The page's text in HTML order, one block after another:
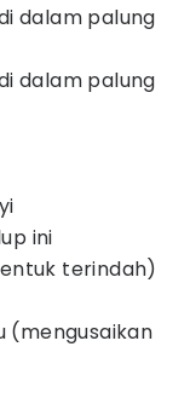
dalam palung
dalam palung
ini
terindah)
(mengusaikan